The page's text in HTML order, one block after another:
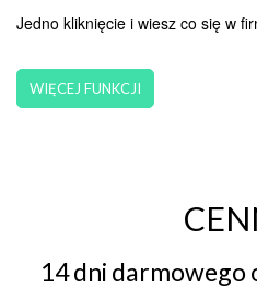
Jedno kliknięcie i wiesz co się w
WIĘCEJ FUNKCJI
14 dni